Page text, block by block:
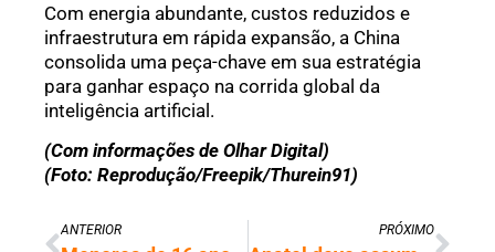
Com energia abundante, custos reduzidos e
infraestrutura em rápida expansão, a China
consolida uma peça-chave em sua estratégia
para ganhar espaço na corrida global da
inteligência artificial.
(Com informações de Olhar Digital)
(Foto: Reprodução/Freepik/Thurein91)
ANTERIOR PRÓXIMO